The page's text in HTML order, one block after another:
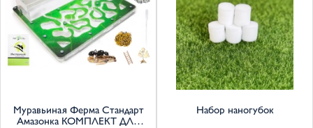
Муравьиная Ферма Стандарт
Амазонка КОМПЛЕКТ ДЛЯ
Набор наногубок